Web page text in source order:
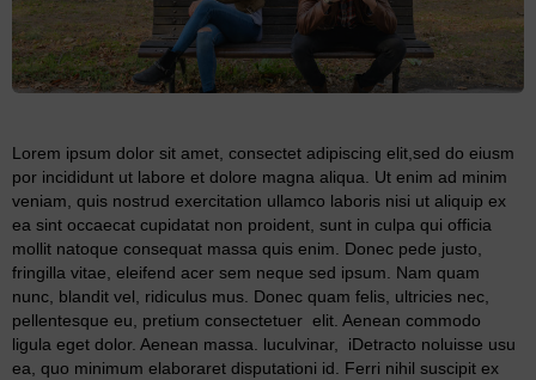
Lorem ipsum dolor sit amet, consectet adipiscing elit,sed do eiusm
por incididunt ut labore et dolore magna aliqua. Ut enim ad minim
veniam, quis nostrud exercitation ullamco laboris nisi ut aliquip ex
ea sint occaecat cupidatat non proident, sunt in culpa qui officia
mollit natoque consequat massa quis enim. Donec pede justo,
fringilla vitae, eleifend acer sem neque sed ipsum. Nam quam
nunc, blandit vel, ridiculus mus. Donec quam felis, ultricies nec,
pellentesque eu, pretium consectetuer elit. Aenean commodo
ligula eget dolor. Aenean massa. luculvinar, iDetracto noluisse usu
ea, quo minimum elaboraret disputationi id. Ferri nihil suscipit ex